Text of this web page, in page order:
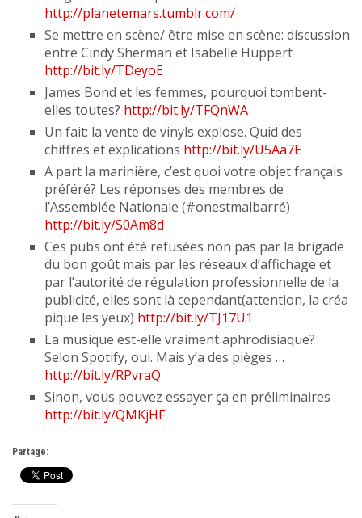
http://planetemars.tumblr.com/
Se mettre en scène/ être mise en scène: discussion
entre Cindy Sherman et Isabelle Huppert
http://bit.ly/TDeyoE
James Bond et les femmes, pourquoi tombent-
elles toutes? http://bit.ly/TFQnWA
Un fait: la vente de vinyls explose. Quid des
chiffres et explications http://bit.ly/U5Aa7E
A part la marinière, c’est quoi votre objet français
préféré? Les réponses des membres de
l’Assemblée Nationale (#onestmalbarré)
http://bit.ly/S0Am8d
Ces pubs ont été refusées non pas par la brigade
du bon goût mais par les réseaux d’affichage et
par l’autorité de régulation professionnelle de la
publicité, elles sont là cependant(attention, la créa
pique les yeux) http://bit.ly/TJ17U1
La musique est-elle vraiment aphrodisiaque?
Selon Spotify, oui. Mais y’a des pièges …
http://bit.ly/RPvraQ
Sinon, vous pouvez essayer ça en préliminaires
http://bit.ly/QMKjHF
Partage: